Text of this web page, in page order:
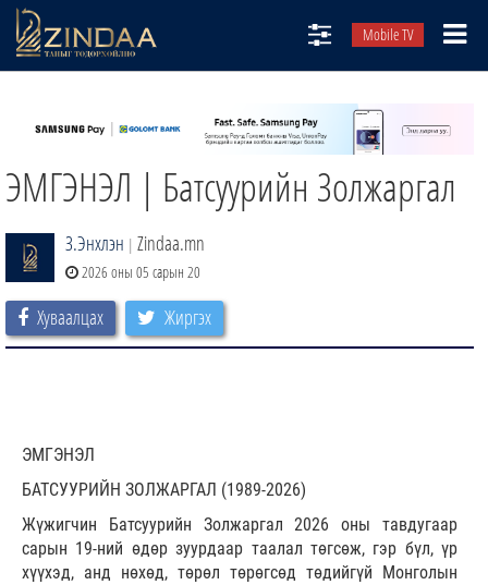
Mobile TV
ТВ8
ӨГЛӨӨНИЙ СОНИН
ЗИНДАА СЭТГҮҮЛ
ЭМГЭНЭЛ | Батсуурийн Золжаргал
З.Энхлэн | Zindaa.mn
2026 оны 05 сарын 20
Хуваалцах Жиргэх
ЭМГЭНЭЛ
БАТСУУРИЙН ЗОЛЖАРГАЛ (1989-2026)
Жүжигчин Батсуурийн Золжаргал 2026 оны тавдугаар
сарын 19-ний өдөр зуурдаар таалал төгсөж, гэр бүл, үр
хүүхэд, анд нөхөд, төрөл төрөгсөд төдийгүй Монголын